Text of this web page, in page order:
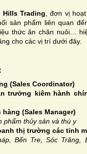
Hills Trading, đơn vị
sản phẩm liên quan
thức ăn chăn nuôi…
cho các vị trí dưới đây.
(Sales Coordinator)
trưởng kiêm hành
(Sales Manager)
phẩm thủy sản và thú y
thị trường các tỉnh
Bến Tre, Sóc Trăng,